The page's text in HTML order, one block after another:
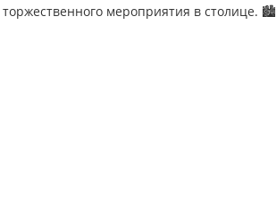
мероприятия в столице. 🏙️